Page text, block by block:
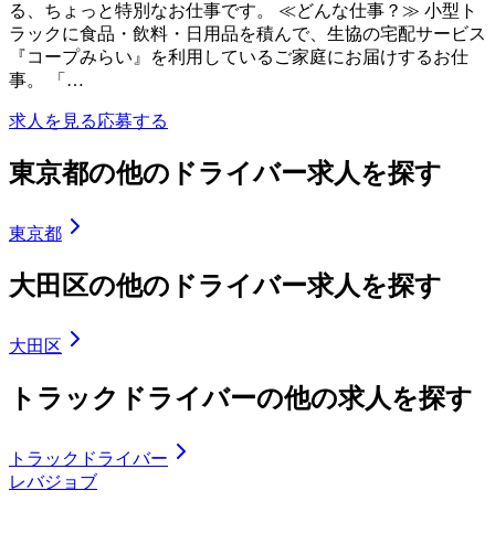
る、ちょっと特別なお仕事です。 ≪どんな仕事？≫ 小型ト
ラックに食品・飲料・日用品を積んで、生協の宅配サービス
『コープみらい』を利用しているご家庭にお届けするお仕
事。 「…
求人を見る応募する
東京都の他のドライバー求人を探す
東京都
大田区の他のドライバー求人を探す
大田区
トラックドライバーの他の求人を探す
トラックドライバー
レバジョブ